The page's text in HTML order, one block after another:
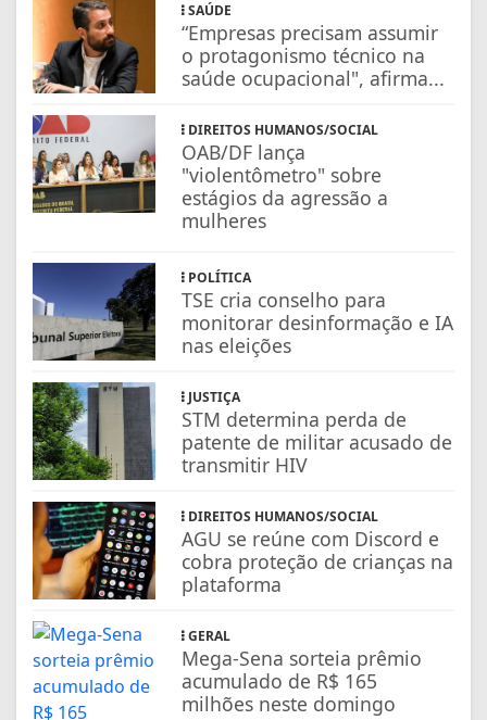
SAÚDE
“Empresas precisam assumir
o protagonismo técnico na
saúde ocupacional", afirma...
DIREITOS HUMANOS/SOCIAL
OAB/DF lança
"violentômetro" sobre
estágios da agressão a
mulheres
POLÍTICA
TSE cria conselho para
monitorar desinformação e IA
nas eleições
JUSTIÇA
STM determina perda de
patente de militar acusado de
transmitir HIV
DIREITOS HUMANOS/SOCIAL
AGU se reúne com Discord e
cobra proteção de crianças na
plataforma
GERAL
Mega-Sena sorteia prêmio
acumulado de R$ 165
milhões neste domingo